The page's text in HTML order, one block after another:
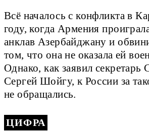
Всё началось с конфликта в
году, когда Армения
анклав Азербайджану и
том, что она не оказала ей
Однако, как заявил секретарь
Сергей Шойгу, к России за
не обращались.
ЦИФРА